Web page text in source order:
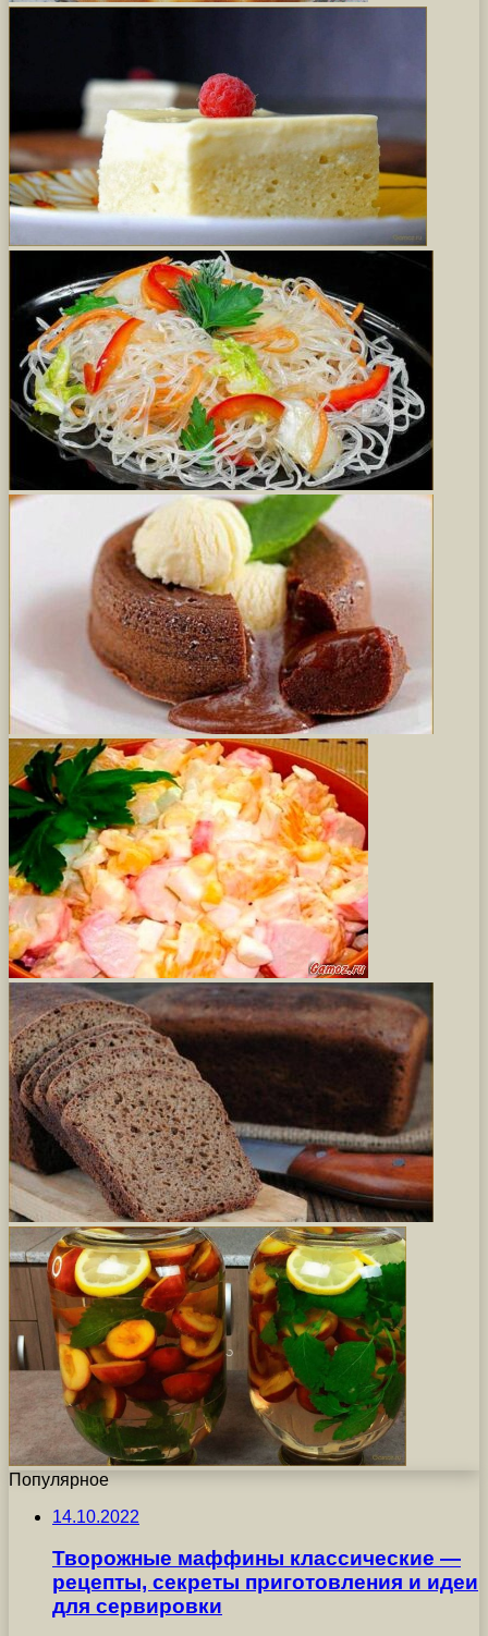
Популярное
14.10.2022
Творожные маффины классические —
рецепты, секреты приготовления и идеи
для сервировки